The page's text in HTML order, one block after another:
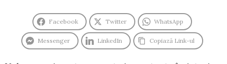
Facebook Twitter WhatsApp
Messenger LinkedIn Copiază Link-ul